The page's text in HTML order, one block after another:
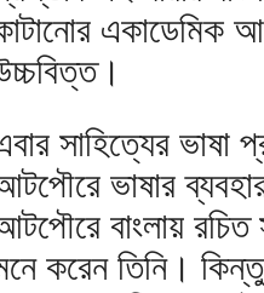
একাডেমিক
সাহিত্যের ভাষা
ভাষার
বাংলায় রচিত
করেন তিনি।